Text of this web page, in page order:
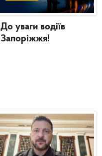
До уваги водіїв
Запоріжжя!